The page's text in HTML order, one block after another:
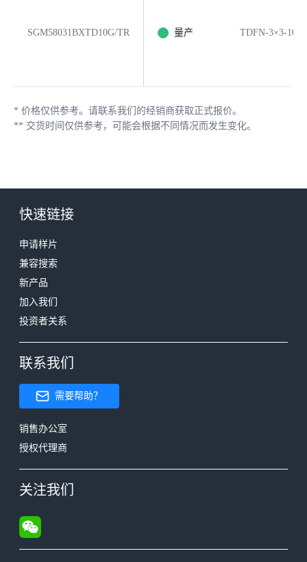
SGM58031BXTD10G/TR 量产 TDFN-3×3-10L
* 价格仅供参考。请联系我们的经销商获取正式报价。
** 交货时间仅供参考，可能会根据不同情况而发生变化。
快速链接
申请样片
兼容搜索
新产品
加入我们
投资者关系
联系我们
需要帮助？
销售办公室
授权代理商
关注我们